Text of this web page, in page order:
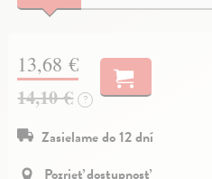
13,68 €
14,10 € ?
Zasielame do 12 dní
Pozrieť dostupnosť